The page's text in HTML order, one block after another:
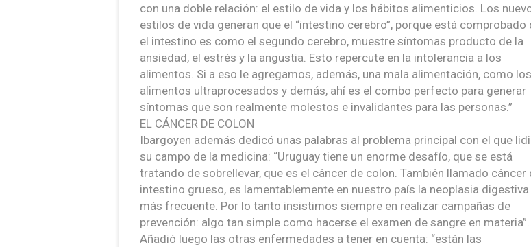
con una doble relación: el estilo de vida y los hábitos alimenticios. Los
estilos de vida generan que el “intestino cerebro”, porque está comprobado
el intestino es como el segundo cerebro, muestre síntomas producto de la
ansiedad, el estrés y la angustia. Esto repercute en la intolerancia a los
alimentos. Si a eso le agregamos, además, una mala alimentación, como los
alimentos ultraprocesados y demás, ahí es el combo perfecto para generar
síntomas que son realmente molestos e invalidantes para las personas.”
EL CÁNCER DE COLON
Ibargoyen además dedicó unas palabras al problema principal con el que
su campo de la medicina: “Uruguay tiene un enorme desafío, que se está
tratando de sobrellevar, que es el cáncer de colon. También llamado cáncer
intestino grueso, es lamentablemente en nuestro país la neoplasia digestiva
más frecuente. Por lo tanto insistimos siempre en realizar campañas de
prevención: algo tan simple como hacerse el examen de sangre en materia”.
Añadió luego las otras enfermedades a tener en cuenta: “están las